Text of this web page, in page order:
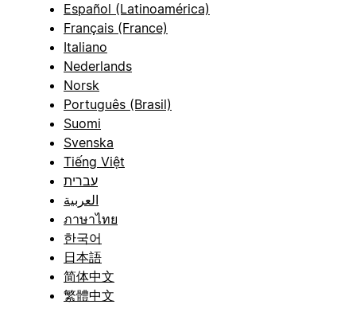
Español (Latinoamérica)
Français (France)
Italiano
Nederlands
Norsk
Português (Brasil)
Suomi
Svenska
Tiếng Việt
עברית
العربية
ภาษาไทย
한국어
日本語
简体中文
繁體中文